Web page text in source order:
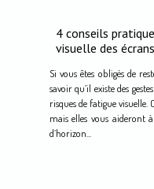
4 conseils
visuelle des écrans
Si vous êtes obligés de
savoir qu’il existe des
risques de fatigue visuelle.
mais elles vous aideront
d’horizon...